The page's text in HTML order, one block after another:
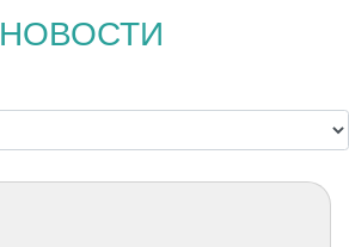
НОВОСТИ